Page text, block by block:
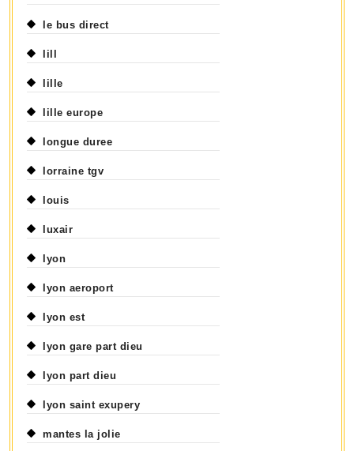
le bus direct
lill
lille
lille europe
longue duree
lorraine tgv
louis
luxair
lyon
lyon aeroport
lyon est
lyon gare part dieu
lyon part dieu
lyon saint exupery
mantes la jolie